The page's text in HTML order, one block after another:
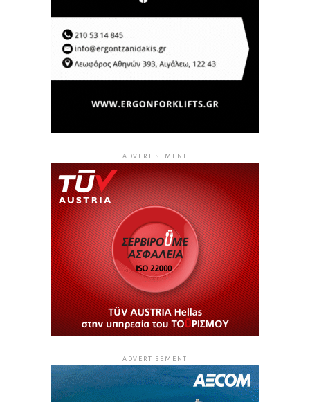
ADVERTISEMENT
ADVERTISEMENT